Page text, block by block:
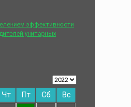
эффективности
унитарных
Чт Пт Сб Вс